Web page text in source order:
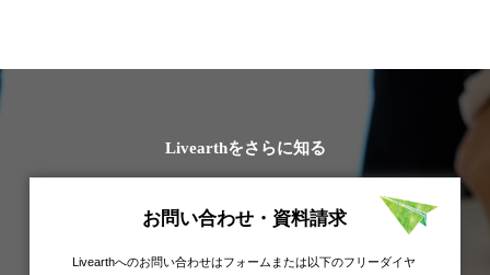
Livearthをさらに知る
お問い合わせ・資料請求
Livearthへのお問い合わせはフォームまたは以下のフリーダイヤ